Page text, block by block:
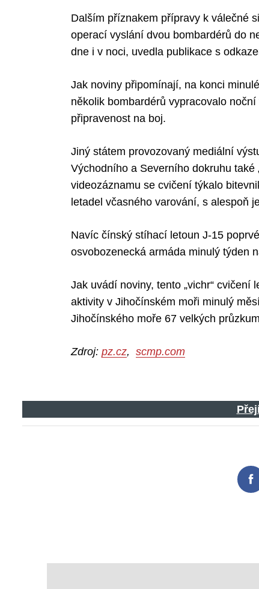
Dalším příznakem přípravy k válečné
operací vyslání dvou bombardérů do
dne i v noci, uvedla publikace s
Jak noviny připomínají, na konci
několik bombardérů vypracovalo
připravenost na boj.
Jiný státem provozovaný mediální
Východního a Severního dokruhu také
videozáznamu se cvičení týkalo
letadel včasného varování, s alespoň
Navíc čínský stíhací letoun J-15
osvobozenecká armáda minulý týden
Jak uvádí noviny, tento „vichr“
aktivity v Jihočínském moři minulý
Jihočínského moře 67 velkých
Zdroj: pz.cz, scmp.com
for: